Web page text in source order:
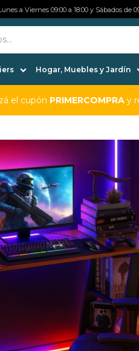
Hogar, Muebles y Jardín
a Viernes 09:00 a 18:00 y Sábados de
el cupón PRIMERCOMPRA y